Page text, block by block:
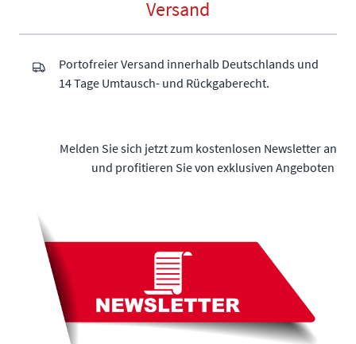
Versand
Portofreier Versand innerhalb Deutschlands und
14 Tage Umtausch- und Rückgaberecht.
Melden Sie sich jetzt zum kostenlosen Newsletter an
und profitieren Sie von exklusiven Angeboten